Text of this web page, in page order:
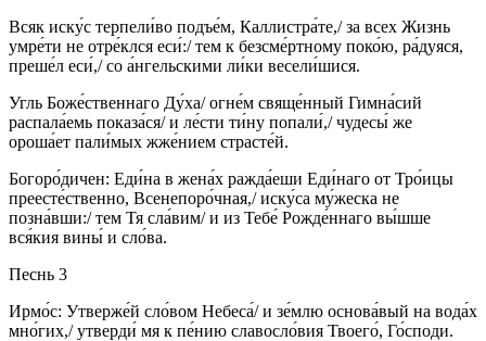
Всяк иску́с терпели́во подъе́м, Каллистра́те,/ за всех Жизнь
умре́ти не отре́клся еси́:/ тем к безсме́ртному поко́ю, ра́дуяся,
преше́л еси́,/ со а́нгельскими ли́ки весели́шися.
Угль Боже́ственнаго Ду́ха/ огне́м свяще́нный Гимна́сий
распала́емь показа́ся/ и ле́сти ти́ну попали́,/ чудесы́ же
ороша́ет пали́мых жже́нием страсте́й.
Богоро́дичен: Еди́на в жена́х ражда́еши Еди́наго от Тро́ицы
преесте́ственно, Всенепоро́чная,/ иску́са му́жеска не
позна́вши:/ тем Тя сла́вим/ и из Тебе́ Рожде́ннаго вы́шше
вся́кия вины́ и сло́ва.
Песнь 3
Ирмо́с: Утверже́й сло́вом Небеса́/ и зе́млю основа́вый на вода́х
мно́гих,/ утверди́ мя к пе́нию славосло́вия Твоего́, Го́споди.